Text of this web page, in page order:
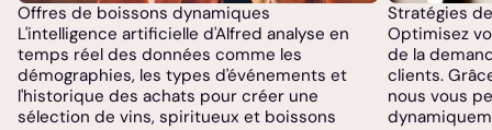
Offres de boissons dynamiques
L'intelligence artificielle d'Alfred analyse en
temps réel des données comme les
démographies, les types d'événements et
l'historique des achats pour créer une
sélection de vins, spiritueux et boissons
Stratégies
Optimisez
de la
clients.
nous vous